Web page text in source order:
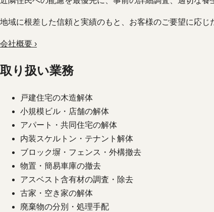
地域に根差した信頼と実績のもと、お客様のご要望に応じ
会社概要 ›
取り扱い業務
戸建住宅の木造解体
小規模ビル・店舗の解体
アパート・共同住宅の解体
内装スケルトン・テナント解体
ブロック塀・フェンス・外構撤去
物置・簡易車庫の撤去
アスベスト含有材の調査・除去
古家・空き家の解体
廃棄物の分別・処理手配